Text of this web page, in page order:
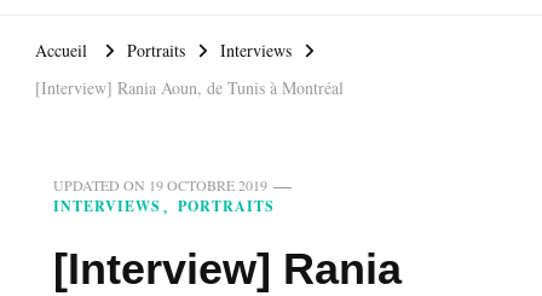
Accueil Portraits
Interviews
[Interview] Rania Aoun, de Tunis à Montréal
UPDATED ON 19 OCTOBRE 2019
INTERVIEWS PORTRAITS
[Interview] Rania